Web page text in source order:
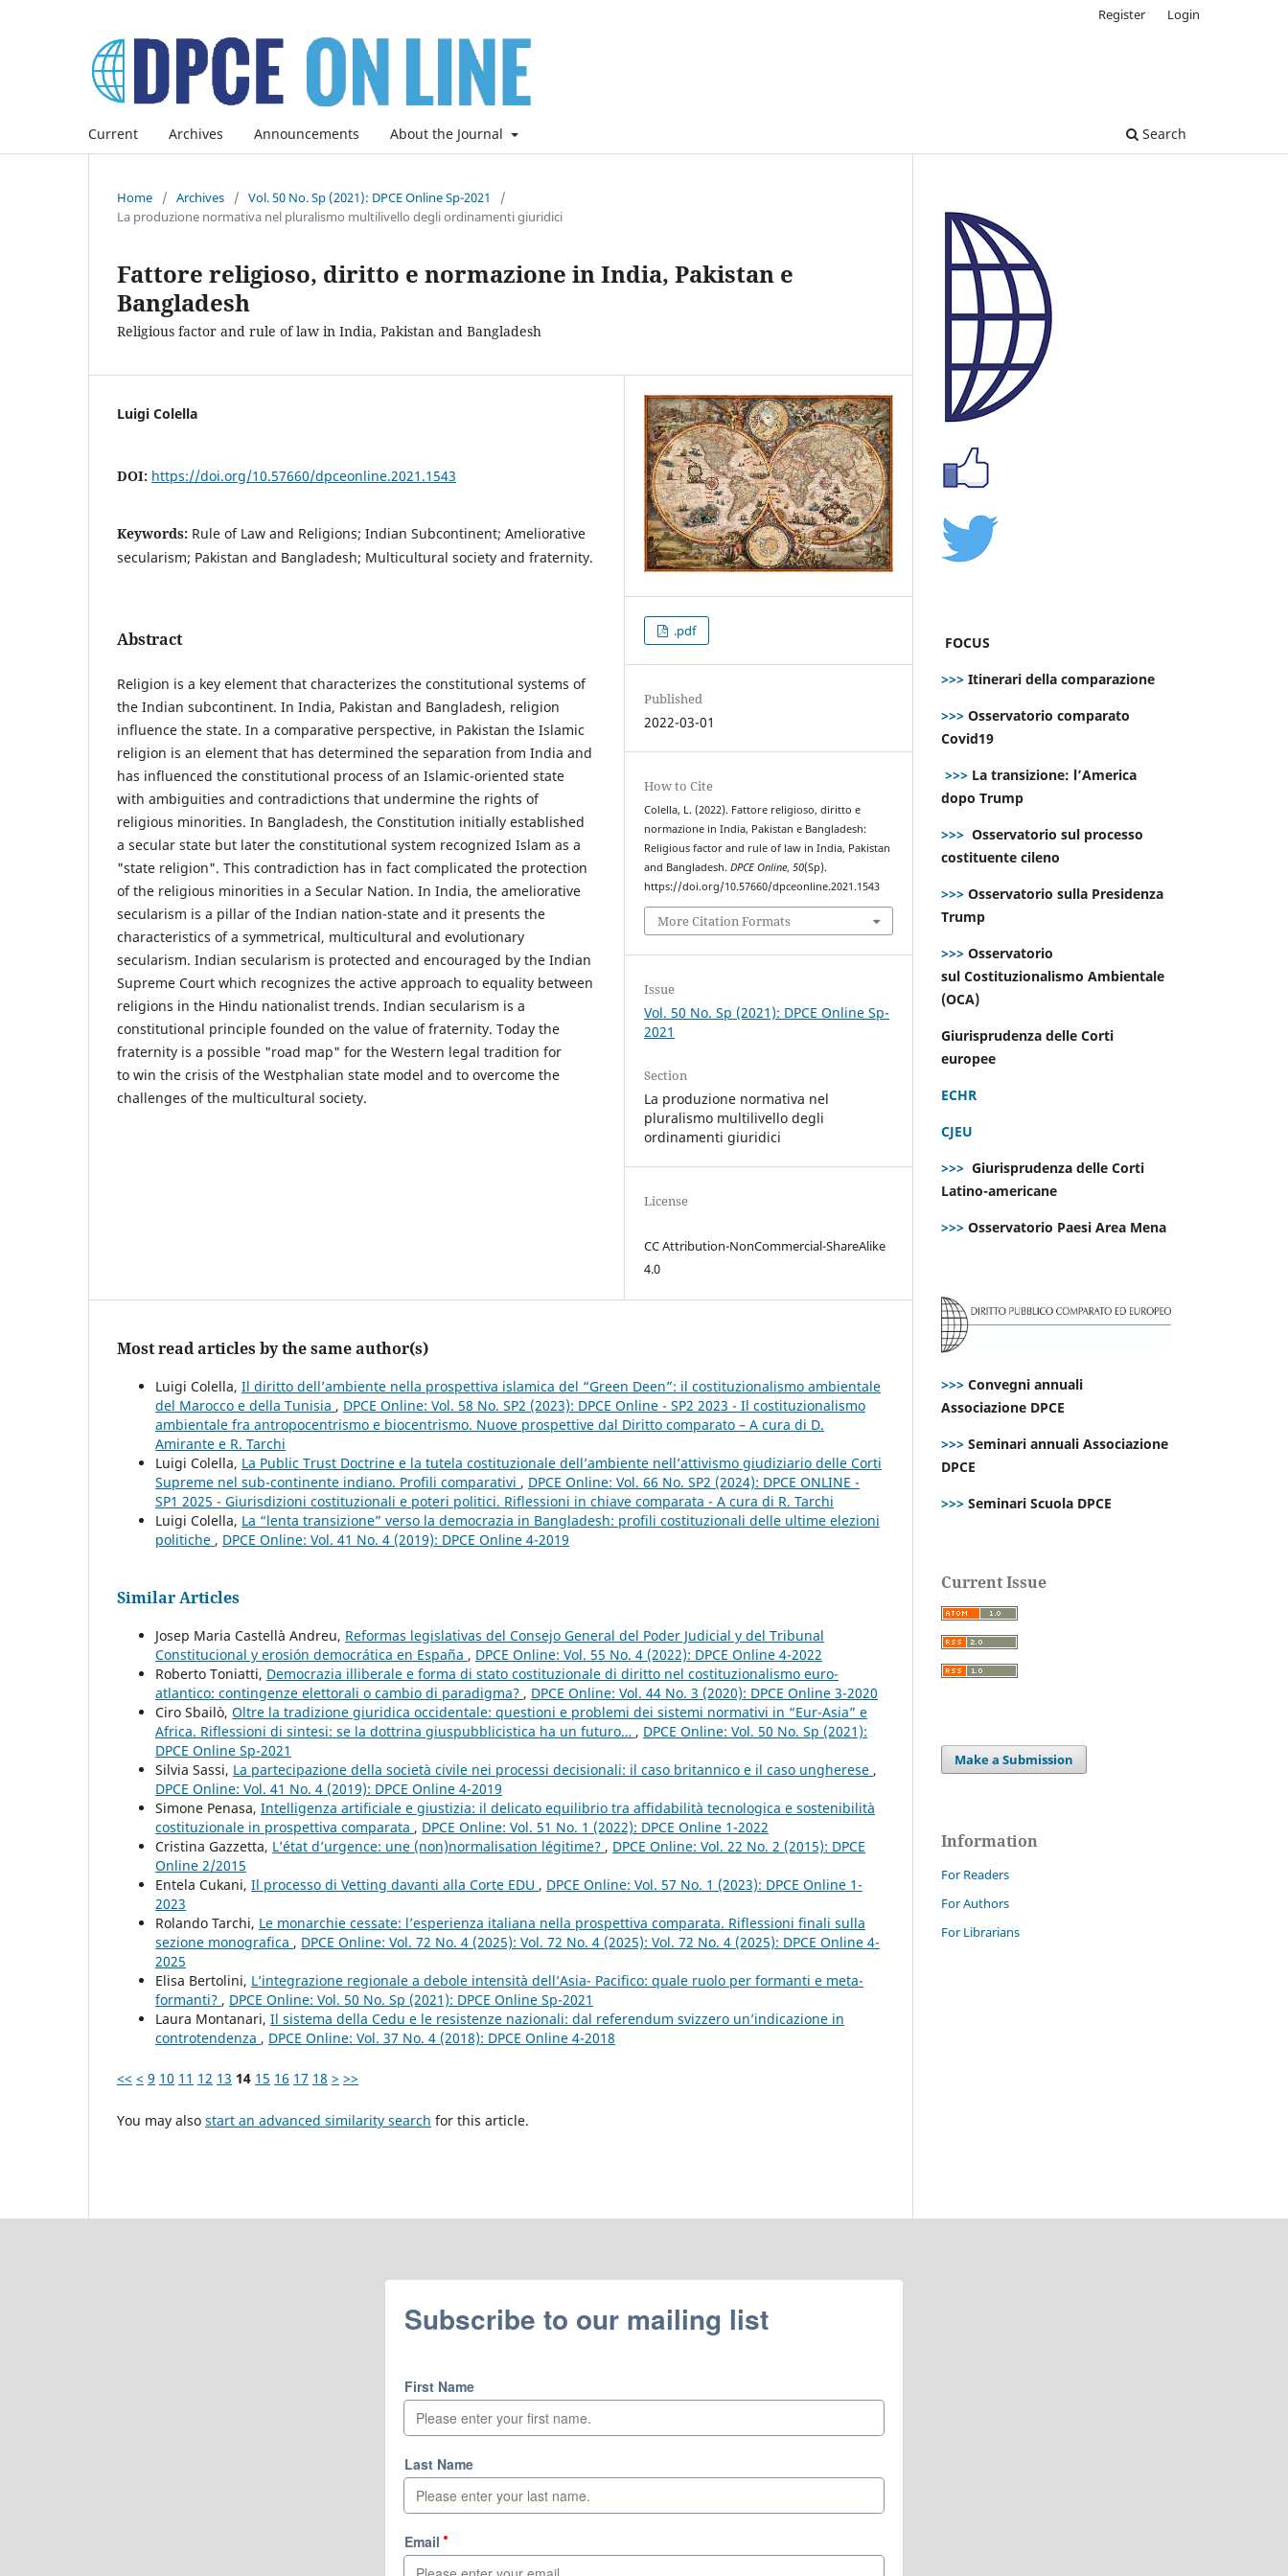
Current Archives Announcements About the Journal Search
Register Login
Home / Archives / Vol. 50 No. Sp (2021): DPCE Online Sp-2021
/
La produzione normativa nel pluralismo multilivello degli ordinamenti giuridici
Fattore religioso, diritto e normazione in India, Pakistan e
Bangladesh
Religious factor and rule of law in India, Pakistan and Bangladesh
Luigi Colella
DOI: https://doi.org/10.57660/dpceonline.2021.1543
Keywords: Rule of Law and Religions; Indian Subcontinent; Ameliorative
secularism; Pakistan and Bangladesh; Multicultural society and fraternity.
Abstract
Religion is a key element that characterizes the constitutional systems of
the Indian subcontinent. In India, Pakistan and Bangladesh, religion
influence the state. In a comparative perspective, in Pakistan the Islamic
religion is an element that has determined the separation from India and
has influenced the constitutional process of an Islamic-oriented state
with ambiguities and contradictions that undermine the rights of
religious minorities. In Bangladesh, the Constitution initially established
a secular state but later the constitutional system recognized Islam as a
"state religion". This contradiction has in fact complicated the protection
of the religious minorities in a Secular Nation. In India, the ameliorative
secularism is a pillar of the Indian nation-state and it presents the
characteristics of a symmetrical, multicultural and evolutionary
secularism. Indian secularism is protected and encouraged by the Indian
Supreme Court which recognizes the active approach to equality between
religions in the Hindu nationalist trends. Indian secularism is a
constitutional principle founded on the value of fraternity. Today the
fraternity is a possible "road map" for the Western legal tradition for
to win the crisis of the Westphalian state model and to overcome the
challenges of the multicultural society.
.pdf
Published
2022-03-01
How to Cite
Colella, L. (2022). Fattore religioso, diritto e
normazione in India, Pakistan e Bangladesh:
Religious factor and rule of law in India, Pakistan
and Bangladesh.DPCE Online,50(Sp).
https://doi.org/10.57660/dpceonline.2021.1543
More Citation Formats
Issue
Vol. 50 No. Sp (2021): DPCE Online Sp-
2021
Section
La produzione normativa nel
pluralismo multilivello degli
ordinamenti giuridici
License
CC Attribution-NonCommercial-ShareAlike
4.0
Most read articles by the same author(s)
Luigi Colella, Il diritto dell’ambiente nella prospettiva islamica del “Green Deen”: il costituzionalismo ambientale
del Marocco e della Tunisia , DPCE Online: Vol. 58 No. SP2 (2023): DPCE Online - SP2 2023 - Il costituzionalismo
ambientale fra antropocentrismo e biocentrismo. Nuove prospettive dal Diritto comparato – A cura di D.
Amirante e R. Tarchi
Luigi Colella, La Public Trust Doctrine e la tutela costituzionale dell’ambiente nell’attivismo giudiziario delle Corti
Supreme nel sub-continente indiano. Profili comparativi , DPCE Online: Vol. 66 No. SP2 (2024): DPCE ONLINE -
SP1 2025 - Giurisdizioni costituzionali e poteri politici. Riflessioni in chiave comparata - A cura di R. Tarchi
Luigi Colella, La “lenta transizione” verso la democrazia in Bangladesh: profili costituzionali delle ultime elezioni
politiche , DPCE Online: Vol. 41 No. 4 (2019): DPCE Online 4-2019
Similar Articles
Josep Maria Castellà Andreu, Reformas legislativas del Consejo General del Poder Judicial y del Tribunal
Constitucional y erosión democrática en España , DPCE Online: Vol. 55 No. 4 (2022): DPCE Online 4-2022
Roberto Toniatti, Democrazia illiberale e forma di stato costituzionale di diritto nel costituzionalismo euro-
atlantico: contingenze elettorali o cambio di paradigma? , DPCE Online: Vol. 44 No. 3 (2020): DPCE Online 3-2020
Ciro Sbailò, Oltre la tradizione giuridica occidentale: questioni e problemi dei sistemi normativi in “Eur-Asia” e
Africa. Riflessioni di sintesi: se la dottrina giuspubblicistica ha un futuro… , DPCE Online: Vol. 50 No. Sp (2021):
DPCE Online Sp-2021
Silvia Sassi, La partecipazione della società civile nei processi decisionali: il caso britannico e il caso ungherese ,
DPCE Online: Vol. 41 No. 4 (2019): DPCE Online 4-2019
Simone Penasa, Intelligenza artificiale e giustizia: il delicato equilibrio tra affidabilità tecnologica e sostenibilità
costituzionale in prospettiva comparata , DPCE Online: Vol. 51 No. 1 (2022): DPCE Online 1-2022
Cristina Gazzetta, L’état d’urgence: une (non)normalisation légitime? , DPCE Online: Vol. 22 No. 2 (2015): DPCE
Online 2/2015
Entela Cukani, Il processo di Vetting davanti alla Corte EDU , DPCE Online: Vol. 57 No. 1 (2023): DPCE Online 1-
2023
Rolando Tarchi, Le monarchie cessate: l’esperienza italiana nella prospettiva comparata. Riflessioni finali sulla
sezione monografica , DPCE Online: Vol. 72 No. 4 (2025): Vol. 72 No. 4 (2025): Vol. 72 No. 4 (2025): DPCE Online 4-
2025
Elisa Bertolini, L’integrazione regionale a debole intensità dell’Asia- Pacifico: quale ruolo per formanti e meta-
formanti? , DPCE Online: Vol. 50 No. Sp (2021): DPCE Online Sp-2021
Laura Montanari, Il sistema della Cedu e le resistenze nazionali: dal referendum svizzero un’indicazione in
controtendenza , DPCE Online: Vol. 37 No. 4 (2018): DPCE Online 4-2018
<< < 9 10 11 12 13 14 15 16 17 18 > >>
You may also start an advanced similarity search for this article.
FOCUS
>>> Itinerari della comparazione
>>> Osservatorio comparato
Covid19
>>> La transizione: l’America
dopo Trump
>>> Osservatorio sul processo
costituente cileno
>>> Osservatorio sulla Presidenza
Trump
>>> Osservatorio
sul Costituzionalismo Ambientale
(OCA)
Giurisprudenza delle Corti
europee
ECHR
CJEU
>>> Giurisprudenza delle Corti
Latino-americane
>>> Osservatorio Paesi Area Mena
>>> Convegni annuali
Associazione DPCE
>>> Seminari annuali Associazione
DPCE
>>> Seminari Scuola DPCE
Current Issue
Make a Submission
Information
For Readers
For Authors
For Librarians